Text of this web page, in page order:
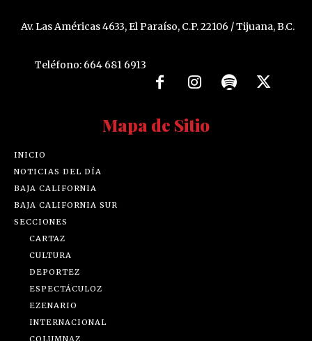
Av. Las Américas 4633, El Paraíso, C.P. 22106 / Tijuana, B.C.
Teléfono: 664 681 6913
Mapa de Sitio
INICIO
NOTICIAS DEL DÍA
BAJA CALIFORNIA
BAJA CALIFORNIA SUR
SECCIONES
CARTAZ
CULTURA
DEPORTEZ
ESPECTÁCULOZ
EZENARIO
INTERNACIONAL